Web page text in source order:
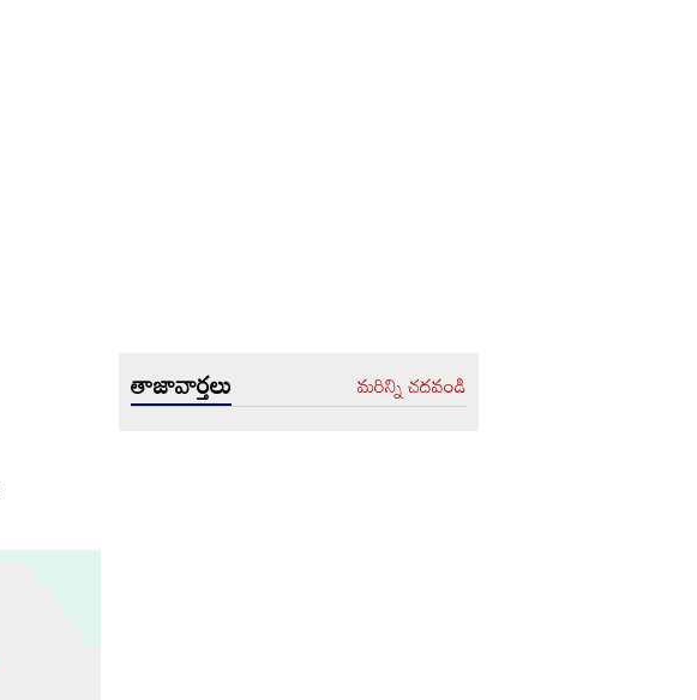
తాజావార్తలు మరిన్ని చదవండి